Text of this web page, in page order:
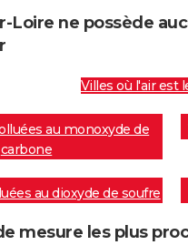
Loire ne possède
Villes où l'air est
au monoxyde de
carbone
au dioxyde de soufre
mesure les plus